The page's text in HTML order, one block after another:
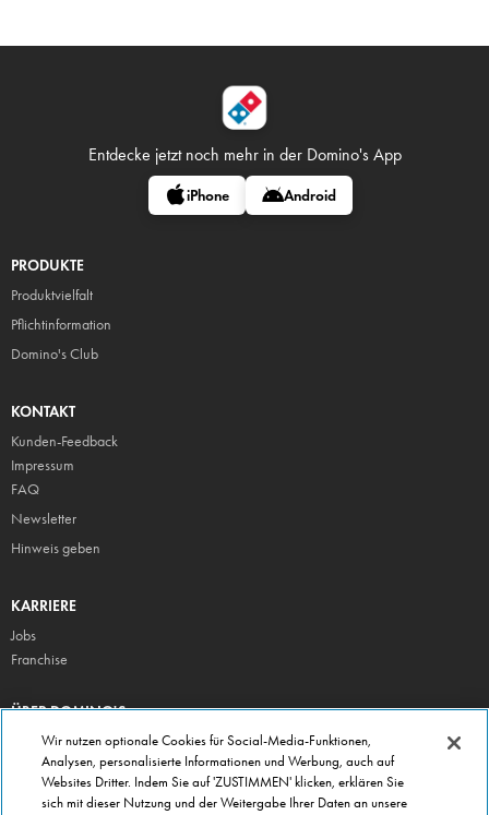
Entdecke jetzt noch mehr in der Domino's App
iPhone Android
PRODUKTE
Produktvielfalt
Pflichtinformation
Domino's Club
KONTAKT
Kunden-Feedback
Impressum
FAQ
Newsletter
Hinweis geben
KARRIERE
Jobs
Franchise
ÜBER DOMINO'S
Storesuche
Presse
Domino's App
Wir nutzen optionale Cookies für Social-Media-Funktionen,
Analysen, personalisierte Informationen und Werbung, auch auf
Websites Dritter. Indem Sie auf 'ZUSTIMMEN' klicken, erklären Sie
sich mit dieser Nutzung und der Weitergabe Ihrer Daten an unsere